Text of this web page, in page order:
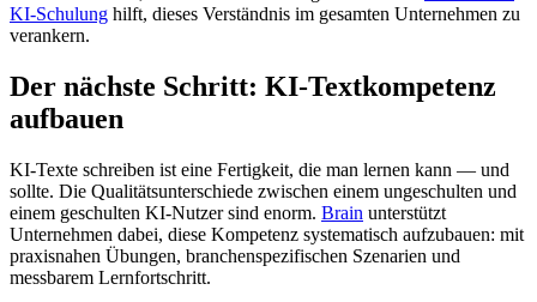
KI-Schulung hilft, dieses Verständnis im gesamten Unternehmen zu
verankern.
Der nächste Schritt: KI-Textkompetenz
aufbauen
KI-Texte schreiben ist eine Fertigkeit, die man lernen kann — und
sollte. Die Qualitätsunterschiede zwischen einem ungeschulten und
einem geschulten KI-Nutzer sind enorm. Brain unterstützt
Unternehmen dabei, diese Kompetenz systematisch aufzubauen: mit
praxisnahen Übungen, branchenspezifischen Szenarien und
messbarem Lernfortschritt.